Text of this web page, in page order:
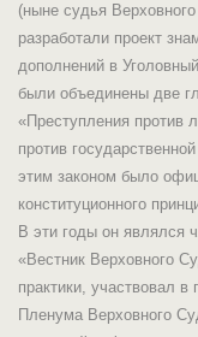
(ныне судья
разработали проект
дополнений в
были объединены две
«Преступления против
против
этим законом было
конституционного
В эти годы он являлся
«Вестник Верховного
практики, участвовал в
Пленума Верховного